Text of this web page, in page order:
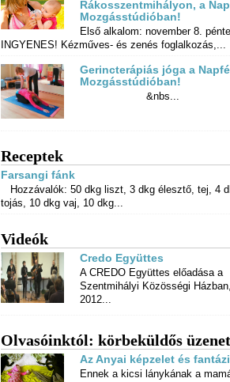
Mozgásstúdióban!
Első alkalom: november 8.
INGYENES! Kézműves- és zenés foglalkozás,...
Gerincterápiás jóga a
Mozgásstúdióban!
&nbs...
Receptek
Farsangi fánk
Hozzávalók: 50 dkg liszt, 3 dkg élesztő, tej, 4
tojás, 10 dkg vaj, 10 dkg...
Videók
Credo Együttes
A CREDO Együttes előadása a
Szentmihályi Közösségi Házban,
2012...
Olvasóinktól: körbeküldős
Az Anyai képzelet és
Ennek a kicsi lánykának a
amúgy